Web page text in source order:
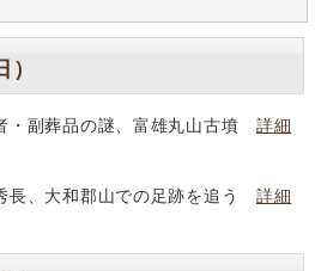
副葬品の謎、富雄丸山古墳 詳細
、大和郡山での足跡を追う 詳細